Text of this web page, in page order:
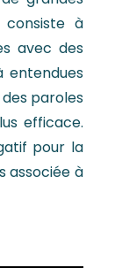
consiste à
avec des
entendues
paroles
efficace.
pour la
associée à